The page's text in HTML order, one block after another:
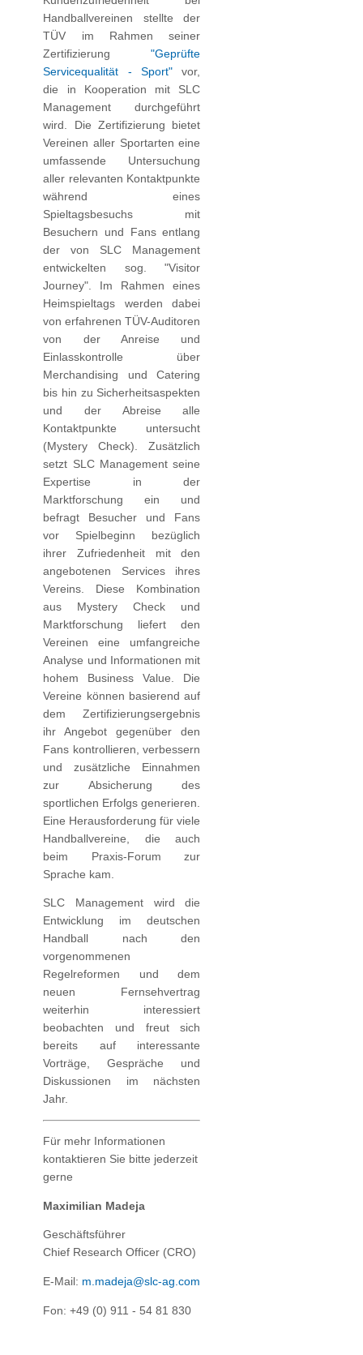
Handballvereinen stellte der
TÜV im Rahmen seiner
Zertifizierung"Geprüfte
Servicequalität - Sport" vor,
die in Kooperation mit SLC
Management durchgeführt
wird. Die Zertifizierung bietet
Vereinen aller Sportarten eine
umfassende Untersuchung
aller relevanten Kontaktpunkte
während eines
Spieltagsbesuchs mit
Besuchern und Fans entlang
der von SLC Management
entwickelten sog. "Visitor
Journey". Im Rahmen eines
Heimspieltags werden dabei
von erfahrenen TÜV-Auditoren
von der Anreise und
Einlasskontrolle über
Merchandising und Catering
bis hin zu Sicherheitsaspekten
und der Abreise alle
Kontaktpunkte untersucht
(Mystery Check). Zusätzlich
setzt SLC Management seine
Expertise in der
Marktforschung ein und
befragt Besucher und Fans
vor Spielbeginn bezüglich
ihrer Zufriedenheit mit den
angebotenen Services ihres
Vereins. Diese Kombination
aus Mystery Check und
Marktforschung liefert den
Vereinen eine umfangreiche
Analyse und Informationen mit
hohem Business Value. Die
Vereine können basierend auf
dem Zertifizierungsergebnis
ihr Angebot gegenüber den
Fans kontrollieren, verbessern
und zusätzliche Einnahmen
zur Absicherung des
sportlichen Erfolgs generieren.
Eine Herausforderung für viele
Handballvereine, die auch
beim Praxis-Forum zur
Sprache kam.
SLC Management wird die
Entwicklung im deutschen
Handball nach den
vorgenommenen
Regelreformen und dem
neuen Fernsehvertrag
weiterhin interessiert
beobachten und freut sich
bereits auf interessante
Vorträge, Gespräche und
Diskussionen im nächsten
Jahr.
Für mehr Informationen
kontaktieren Sie bitte jederzeit
gerne
Maximilian Madeja
Geschäftsführer
Chief Research Officer (CRO)
E-Mail: m.madeja@slc-ag.com
Fon: +49 (0) 911 - 54 81 830